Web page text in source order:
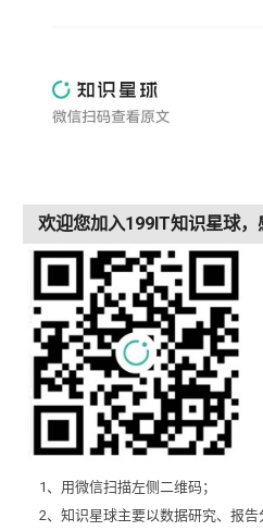
欢迎您加入199IT知识星球，
1、用微信扫描左侧二维码；
2、知识星球主要以数据研究、报告